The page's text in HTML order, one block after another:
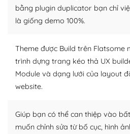
Cộng đồng sử dụng WordPress
– Đa dạng plugin và themes
Plugin mở rộng là thành phần
WordPress để tăng thêm các
nhiều plugin trả phí hoặc miễn
Nhờ lượng người dùng đông
thích chọn lựa plugin và
lập website của mình.
bằng plugin duplicator bạn chỉ
là giống demo 100%.
Theme được Build trên Flatsome
trình dựng trang kéo thả UX
Module và dạng lưới của layout
website.
Giúp bạn có thể can thiệp vào
muốn chỉnh sửa từ bố cục, hình